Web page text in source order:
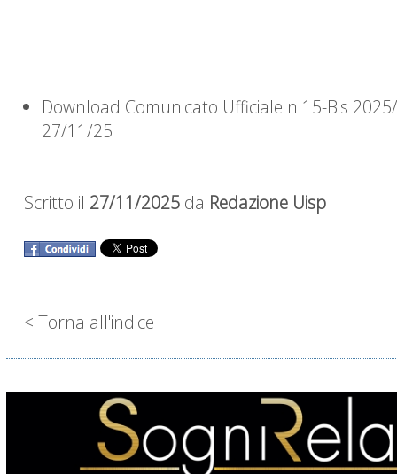
Download Comunicato Ufficiale n.15-Bis
27/11/25
Scritto il 27/11/2025 da Redazione Uisp
< Torna all'indice